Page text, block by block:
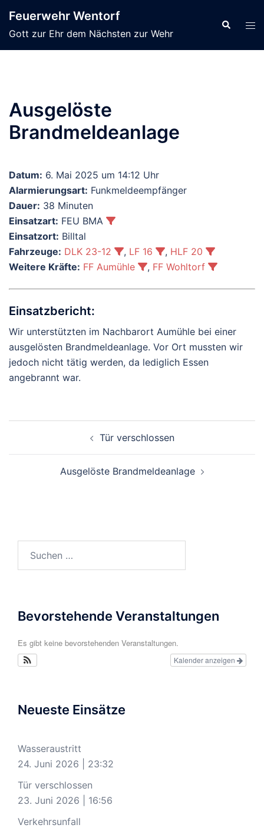
Inhalt
springen
Feuerwehr Wentorf
Gott zur Ehr dem Nächsten zur Wehr
Suche
Ausgelöste
Brandmeldeanlage
Datum: 6. Mai 2025 um 14:12 Uhr
Alarmierungsart: Funkmeldeempfänger
Dauer: 38 Minuten
Einsatzart: FEU BMA
Einsatzort: Billtal
Fahrzeuge: DLK 23-12 , LF 16 , HLF 20
Weitere Kräfte: FF Aumühle , FF Wohltorf
Einsatzbericht:
Wir unterstützten im Nachbarort Aumühle bei einer
ausgelösten Brandmeldeanlage. Vor Ort mussten wir
jedoch nicht tätig werden, da lediglich Essen
angebrannt war.
Tür verschlossen
Ausgelöste Brandmeldeanlage
Bevorstehende Veranstaltungen
Es gibt keine bevorstehenden Veranstaltungen.
Kalender anzeigen
Neueste Einsätze
Wasseraustritt
24. Juni 2026
23:32
Tür verschlossen
23. Juni 2026
16:56
Verkehrsunfall